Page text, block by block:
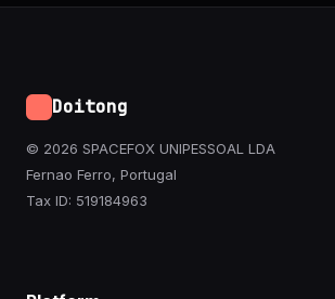
Doitong
© 2026 SPACEFOX UNIPESSOAL LDA
Fernao Ferro, Portugal
Tax ID: 519184963